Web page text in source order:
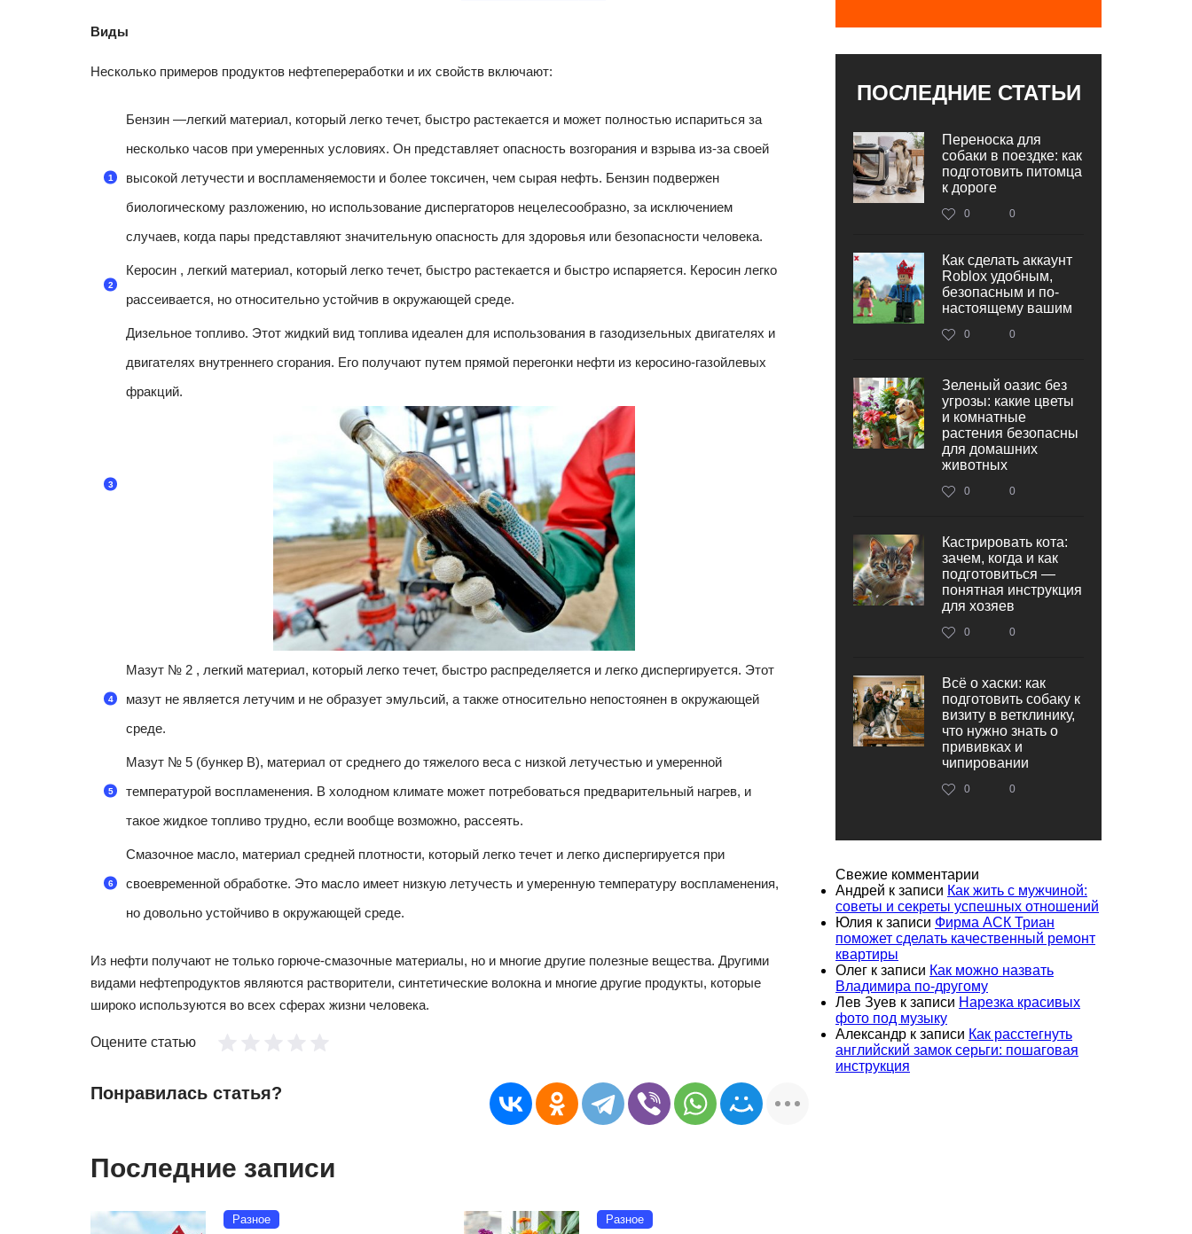
Виды
Несколько примеров продуктов нефтепереработки и их свойств включают:
Бензин —легкий материал, который легко течет, быстро растекается и может полностью испариться за
несколько часов при умеренных условиях. Он представляет опасность возгорания и взрыва из-за своей
высокой летучести и воспламеняемости и более токсичен, чем сырая нефть. Бензин подвержен
биологическому разложению, но использование диспергаторов нецелесообразно, за исключением
случаев, когда пары представляют значительную опасность для здоровья или безопасности человека.
Керосин , легкий материал, который легко течет, быстро растекается и быстро испаряется. Керосин легко
рассеивается, но относительно устойчив в окружающей среде.
Дизельное топливо. Этот жидкий вид топлива идеален для использования в газодизельных двигателях и
двигателях внутреннего сгорания. Его получают путем прямой перегонки нефти из керосино-газойлевых
фракций.
Мазут № 2 , легкий материал, который легко течет, быстро распределяется и легко диспергируется. Этот
мазут не является летучим и не образует эмульсий, а также относительно непостоянен в окружающей
среде.
Мазут № 5 (бункер B), материал от среднего до тяжелого веса с низкой летучестью и умеренной
температурой воспламенения. В холодном климате может потребоваться предварительный нагрев, и
такое жидкое топливо трудно, если вообще возможно, рассеять.
Смазочное масло, материал средней плотности, который легко течет и легко диспергируется при
своевременной обработке. Это масло имеет низкую летучесть и умеренную температуру воспламенения,
но довольно устойчиво в окружающей среде.
Из нефти получают не только горюче-смазочные материалы, но и многие другие полезные вещества. Другими
видами нефтепродуктов являются растворители, синтетические волокна и многие другие продукты, которые
широко используются во всех сферах жизни человека.
Оцените статью
Понравилась статья?
Последние записи
Разное Разное
ПОСЛЕДНИЕ СТАТЬИ
Переноска для
собаки в поездке: как
подготовить питомца
к дороге
0 0
Как сделать аккаунт
Roblox удобным,
безопасным и по-
настоящему вашим
0 0
Зеленый оазис без
угрозы: какие цветы
и комнатные
растения безопасны
для домашних
животных
0 0
Кастрировать кота:
зачем, когда и как
подготовиться —
понятная инструкция
для хозяев
0 0
Всё о хаски: как
подготовить собаку к
визиту в ветклинику,
что нужно знать о
прививках и
чипировании
0 0
Свежие комментарии
Андрей к записи Как жить с мужчиной:
советы и секреты успешных отношений
Юлия к записи Фирма АСК Триан
поможет сделать качественный ремонт
квартиры
Олег к записи Как можно назвать
Владимира по-другому
Лев Зуев к записи Нарезка красивых
фото под музыку
Александр к записи Как расстегнуть
английский замок серьги: пошаговая
инструкция